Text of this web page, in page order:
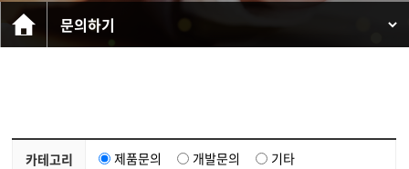
문의하기
카테고리 제품문의 개발문의 기타